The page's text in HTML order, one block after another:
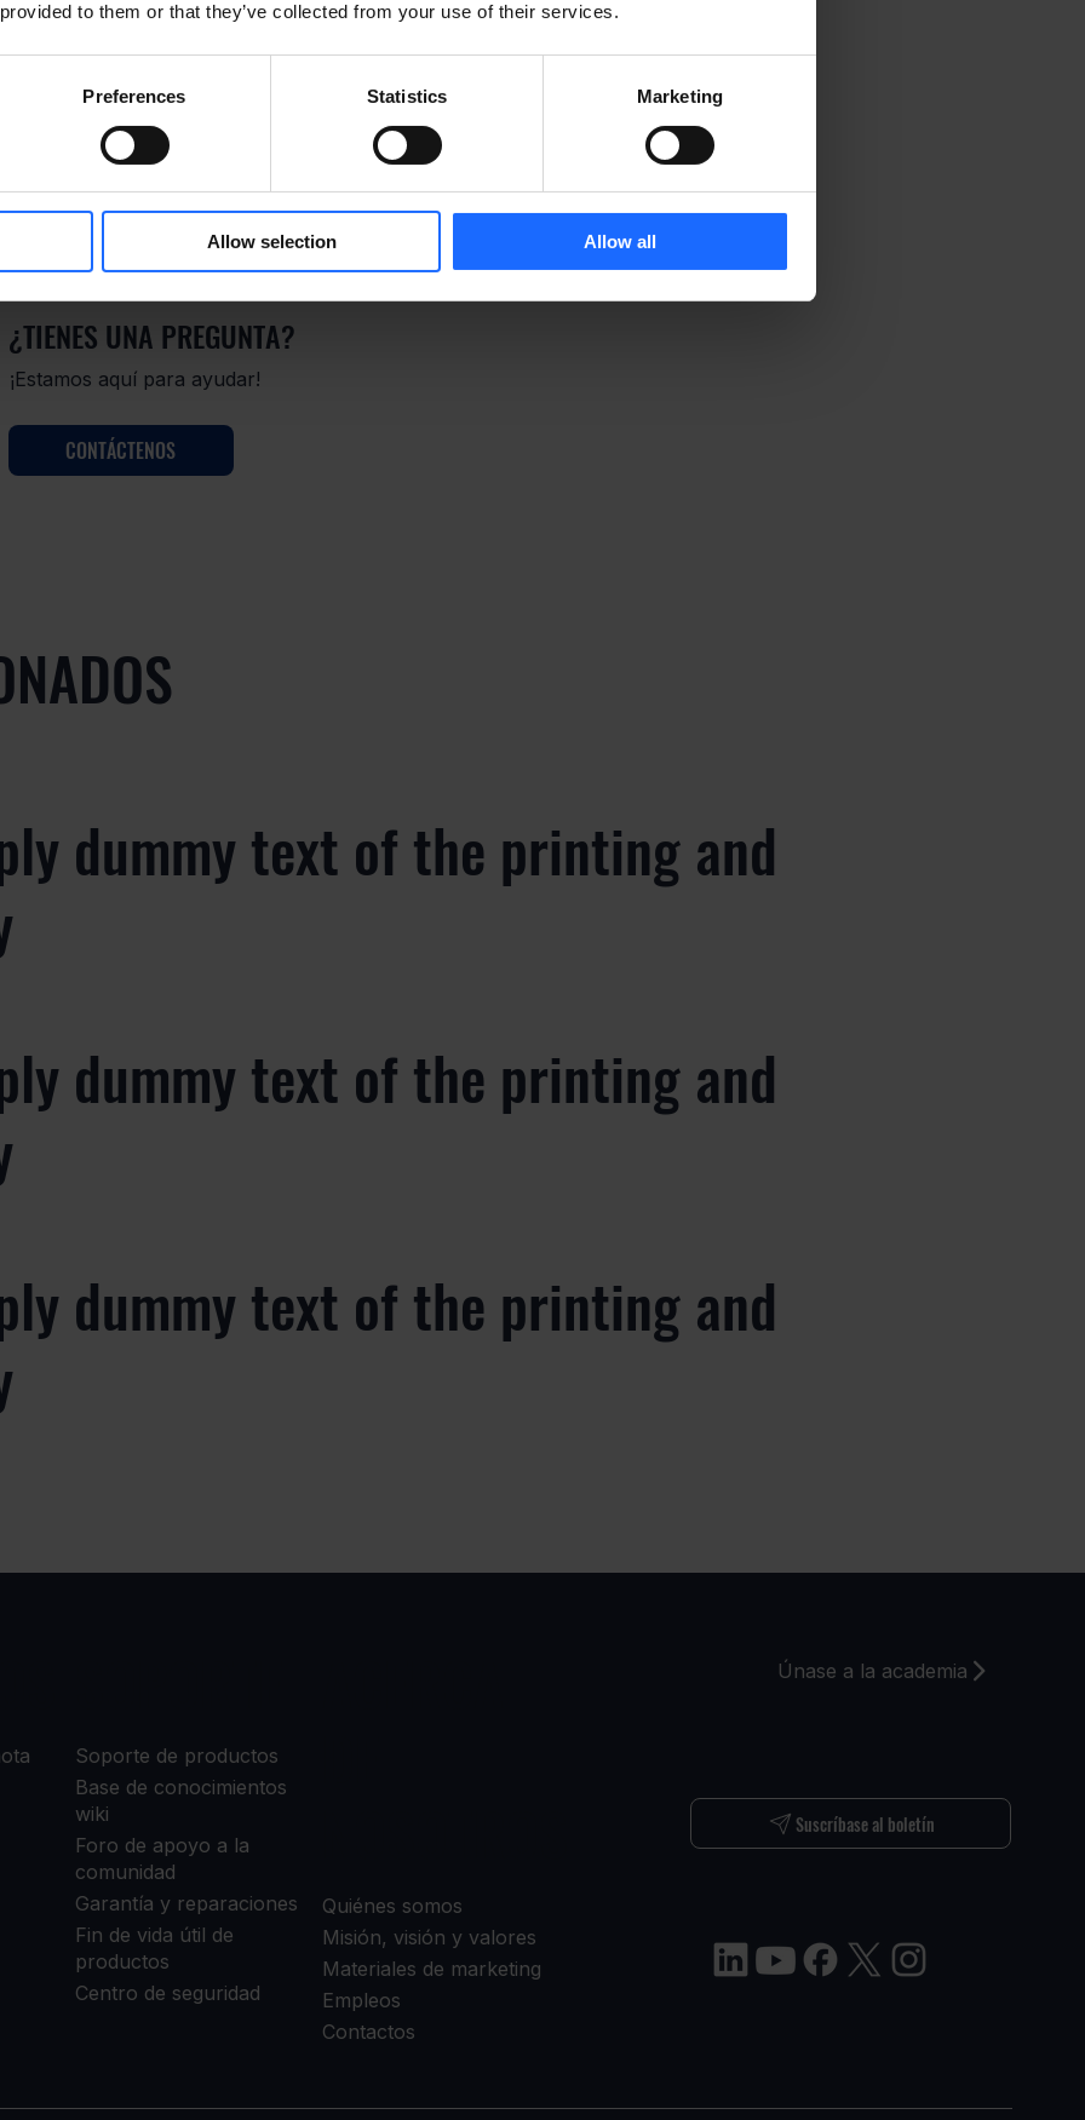
to them or that they’ve collected from your use of their services.
Preferences Statistics Marketing
Allow selection Allow all
vulnerabilidades en nuestra plataforma RMS y
Gavrilov de OTORIO y Noam Moshe de Claroty
vulnerabilidades. Queremos reiterar a nuestros
solucionar estas vulnerabilidades y que sus
a mantener los más altos estándares de
de la infraestructura IoT industrial de nuestros
¿TIENES UNA PREGUNTA?
¡Estamos aquí para ayudar!
CONTÁCTENOS
dummy text of the printing and
dummy text of the printing and
dummy text of the printing and
Únase a la academia
Suscríbase al boletín
Soporte de productos
Base de conocimientos
wiki
Foro de apoyo a la
comunidad
Garantía y reparaciones
Fin de vida útil de
productos
Centro de seguridad
Quiénes somos
Misión, visión y valores
Materiales de marketing
Empleos
Contactos